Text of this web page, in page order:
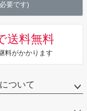
要です)
送料無料
料がかかります
ついて